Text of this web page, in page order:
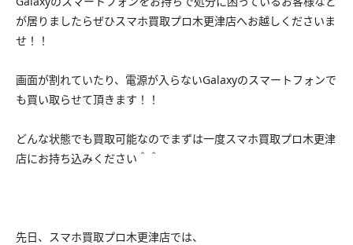
が居りましたらぜひスマホ買取プロ木更津店へお越しくださいま
せ！！
画面が割れていたり、電源が入らないGalaxyのスマートフォンで
も買い取らせて頂きます！！
どんな状態でも買取可能なのでまずは一度スマホ買取プロ木更津
店にお持ち込みください＾＾
先日、スマホ買取プロ木更津店では、